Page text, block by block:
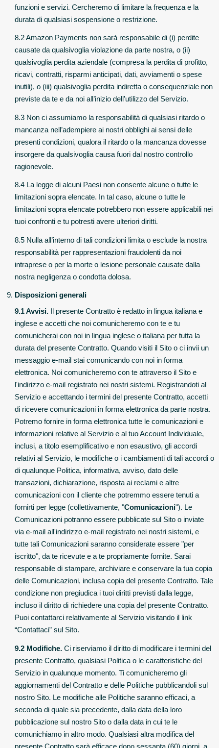
funzioni e servizi. Cercheremo di limitare la frequenza e la
durata di qualsiasi sospensione o restrizione.
8.2 Amazon Payments non sarà responsabile di (i) perdite
causate da qualsivoglia violazione da parte nostra, o (ii)
qualsivoglia perdita aziendale (compresa la perdita di profitto,
ricavi, contratti, risparmi anticipati, dati, avviamenti o spese
inutili), o (iii) qualsivoglia perdita indiretta o consequenziale non
previste da te e da noi all’inizio dell’utilizzo del Servizio.
8.3 Non ci assumiamo la responsabilità di qualsiasi ritardo o
mancanza nell’adempiere ai nostri obblighi ai sensi delle
presenti condizioni, qualora il ritardo o la mancanza dovesse
insorgere da qualsivoglia causa fuori dal nostro controllo
ragionevole.
8.4 La legge di alcuni Paesi non consente alcune o tutte le
limitazioni sopra elencate. In tal caso, alcune o tutte le
limitazioni sopra elencate potrebbero non essere applicabili nei
tuoi confronti e tu potresti avere ulteriori diritti.
8.5 Nulla all’interno di tali condizioni limita o esclude la nostra
responsabilità per rappresentazioni fraudolenti da noi
intraprese o per la morte o lesione personale causate dalla
nostra negligenza o condotta dolosa.
Disposizioni generali
9.1 Avvisi. Il presente Contratto è redatto in lingua italiana e
inglese e accetti che noi comunicheremo con te e tu
comunicherai con noi in lingua inglese o italiana per tutta la
durata del presente Contratto. Quando visiti il Sito o ci invii un
messaggio e-mail stai comunicando con noi in forma
elettronica. Noi comunicheremo con te attraverso il Sito e
l'indirizzo e-mail registrato nei nostri sistemi. Registrandoti al
Servizio e accettando i termini del presente Contratto, accetti
di ricevere comunicazioni in forma elettronica da parte nostra.
Potremo fornire in forma elettronica tutte le comunicazioni e
informazioni relative al Servizio e al tuo Account Individuale,
inclusi, a titolo esemplificativo e non esaustivo, gli accordi
relativi al Servizio, le modifiche o i cambiamenti di tali accordi o
di qualunque Politica, informativa, avviso, dato delle
transazioni, dichiarazione, risposta ai reclami e altre
comunicazioni con il cliente che potremmo essere tenuti a
fornirti per legge (collettivamente, "Comunicazioni"). Le
Comunicazioni potranno essere pubblicate sul Sito o inviate
via e-mail all'indirizzo e-mail registrato nei nostri sistemi, e
tutte tali Comunicazioni saranno considerate essere "per
iscritto", da te ricevute e a te propriamente fornite. Sarai
responsabile di stampare, archiviare e conservare la tua copia
delle Comunicazioni, inclusa copia del presente Contratto. Tale
condizione non pregiudica i tuoi diritti previsti dalla legge,
incluso il diritto di richiedere una copia del presente Contratto.
Puoi contattarci relativamente al Servizio visitando il link
“Contattaci” sul Sito.
9.2 Modifiche. Ci riserviamo il diritto di modificare i termini del
presente Contratto, qualsiasi Politica o le caratteristiche del
Servizio in qualunque momento. Ti comunicheremo gli
aggiornamenti del Contratto e delle Politiche pubblicandoli sul
nostro Sito. Le modifiche alle Politiche saranno efficaci, a
seconda di quale sia precedente, dalla data della loro
pubblicazione sul nostro Sito o dalla data in cui te le
comunichiamo in altro modo. Qualsiasi altra modifica del
presente Contratto sarà efficace dopo sessanta (60) giorni, a